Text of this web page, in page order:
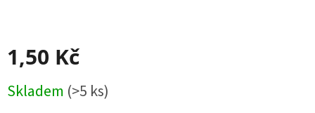
1,50 Kč
cena:
Skladem (>5 ks)